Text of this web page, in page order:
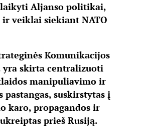
Aljanso politikai,
veiklai siekiant NATO
Komunikacijos
yra skirta centralizuoti
manipuliavimo ir
pastangas, suskirstytas į
karo, propagandos ir
prieš Rusiją.